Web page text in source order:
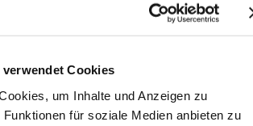
verwendet Cookies
um Inhalte und Anzeigen zu
für soziale Medien anbieten zu
enquiry